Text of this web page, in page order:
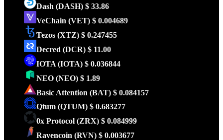
Dash (DASH) $ 33.86
VeChain (VET) $ 0.004689
Tezos (XTZ) $ 0.247455
Decred (DCR) $ 11.00
IOTA (IOTA) $ 0.036844
NEO (NEO) $ 1.89
Basic Attention (BAT) $ 0.084157
Qtum (QTUM) $ 0.683277
0x Protocol (ZRX) $ 0.084999
Ravencoin (RVN) $ 0.003677